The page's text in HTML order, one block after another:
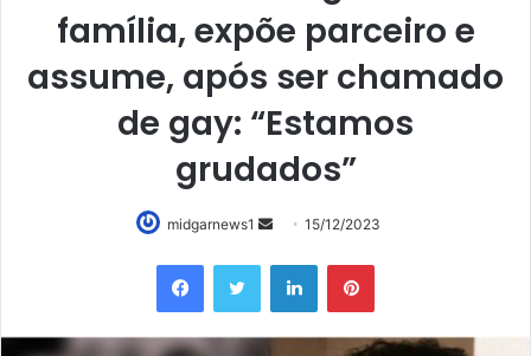
família, expõe parceiro e
assume, após ser chamado
de gay: “Estamos
grudados”
midgarnews1
Mande
mail
15/12/2023
FacebookTwitter LinkedinPinterest